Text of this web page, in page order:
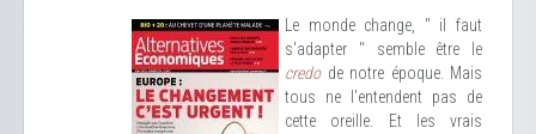
Le monde change, " il faut
s'adapter " semble être le
credode notre époque. Mais
tous ne l'entendent pas de
cette oreille. Et les vrais